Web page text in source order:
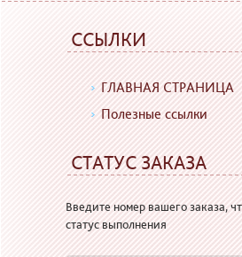
ССЫЛКИ
ГЛАВНАЯ СТРАНИЦА
Полезные ссылки
СТАТУС ЗАКАЗА
Введите номер вашего заказа,
статус выполнения